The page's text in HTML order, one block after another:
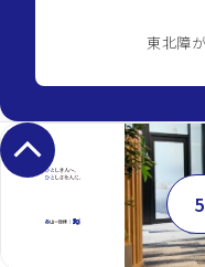
東北障
keyboard_arrow_up